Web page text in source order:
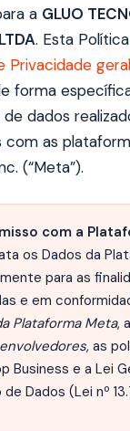
a GLUO
. Esta
Privacidade geral
forma
dados
com as
(“Meta”).
com a
os Dados da
para as
e em
Plataforma Meta,
, as
Business e a Lei
Dados (Lei nº